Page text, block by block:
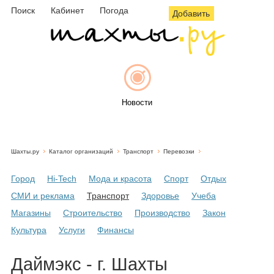
Поиск Кабинет Погода Добавить
Новости
Объявления
Шахты.ру Каталог организаций Транспорт Перевозки
Город Hi-Tech Мода и красота Спорт
Отдых
СМИ и реклама
Транспорт Здоровье
Учеба
Магазины
Строительство Производство
Закон
Культура
Услуги Финансы
Даймэкс - г. Шахты